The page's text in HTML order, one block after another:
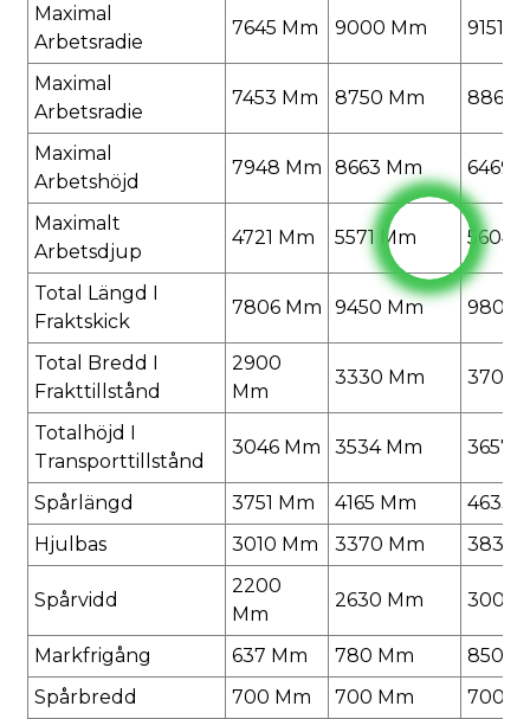
Maximal
Arbetsradie
7645 Mm 9000 Mm 9151
Maximal
Arbetsradie
7453 Mm 8750 Mm 8860
Maximal
Arbetshöjd
7948 Mm 8663 Mm 6469
Maximalt
Arbetsdjup
4721 Mm 5571 Mm 5604
Total Längd I
Fraktskick
7806 Mm 9450 Mm 9804
Total Bredd I
Frakttillstånd
2900
Mm
3330 Mm 3700
Totalhöjd I
Transporttillstånd
3046 Mm 3534 Mm 3657
Spårlängd 3751 Mm 4165 Mm
4633
Hjulbas
3010 Mm 3370 Mm 3830
Spårvidd
2200
Mm
2630 Mm 3000
Markfrigång 637 Mm 780 Mm
850
Spårbredd
700 Mm 700 Mm 700